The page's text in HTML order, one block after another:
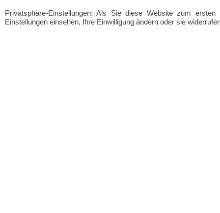
Privatsphäre-Einstellungen: Als Sie diese Website zum
Einstellungen einsehen, Ihre Einwilligung ändern oder sie